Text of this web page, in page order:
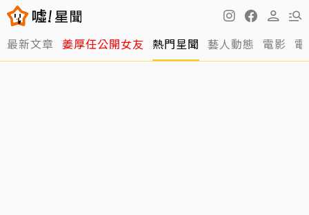
最新文章 姜厚任公開女友 熱門星聞 藝人動態 電影